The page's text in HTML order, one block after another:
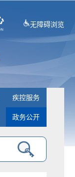
无障碍浏览
疾控服务
政务公开